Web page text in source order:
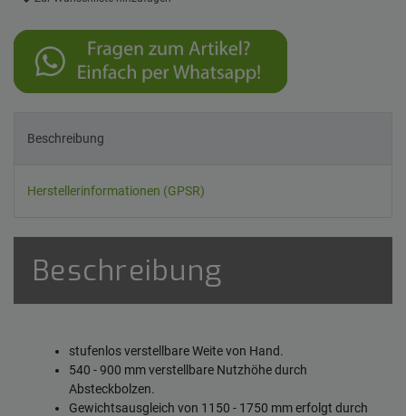
Beschreibung
Herstellerinformationen (GPSR)
Beschreibung
stufenlos verstellbare Weite von Hand.
540 - 900 mm verstellbare Nutzhöhe durch
Absteckbolzen.
Gewichtsausgleich von 1150 - 1750 mm erfolgt durch